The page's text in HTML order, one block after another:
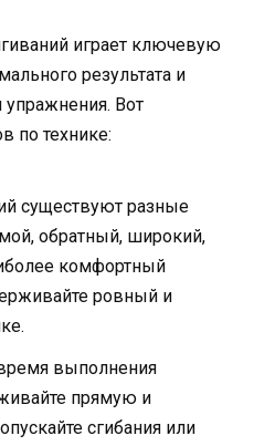
играет ключевую
результата и
Вот
по технике:
существуют разные
обратный, широкий,
комфортный
ровный и
выполнения
прямую и
сгибания или